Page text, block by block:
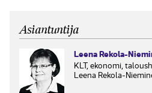
Asiantuntija
Leena Rekola-
KLT, ekonomi,
Leena Rekola-